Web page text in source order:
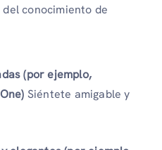
conocimiento de
(por ejemplo,
Siéntete amigable y